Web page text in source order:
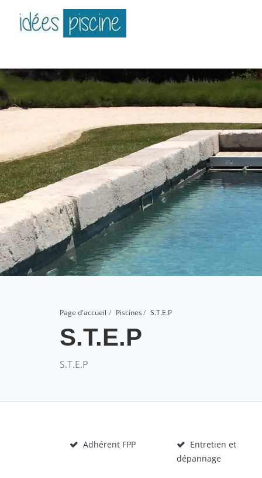
Page d'accueil Piscines S.T.E.P
S.T.E.P
S.T.E.P
Adhérent FPP
Entretien et
dépannage